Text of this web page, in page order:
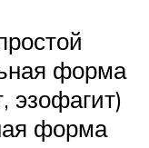
форма
эзофагит)
форма